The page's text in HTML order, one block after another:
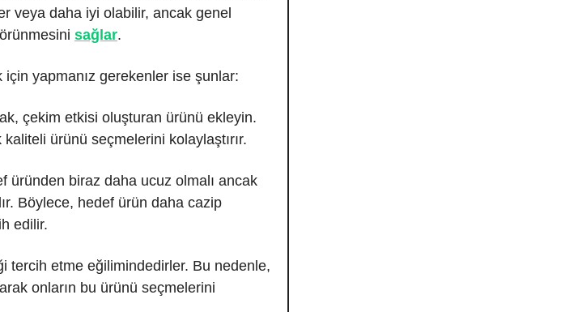
veya daha iyi olabilir, ancak genel
sağlar.
yapmanız gerekenler ise şunlar:
çekim etkisi oluşturan ürünü ekleyin.
ürünü seçmelerini kolaylaştırır.
üründen biraz daha ucuz olmalı ancak
Böylece, hedef ürün daha cazip
edilir.
tercih etme eğilimindedirler. Bu nedenle,
onların bu ürünü seçmelerini